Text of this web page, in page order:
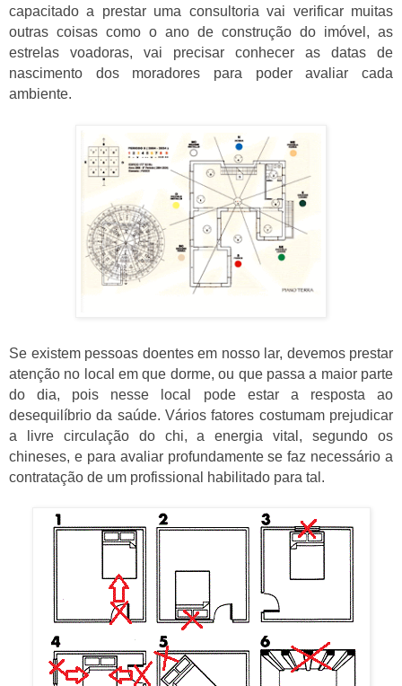
capacitado a prestar uma consultoria vai verificar muitas
outras coisas como o ano de construção do imóvel, as
estrelas voadoras, vai precisar conhecer as datas de
nascimento dos moradores para poder avaliar cada
ambiente.
Se existem pessoas doentes em nosso lar, devemos prestar
atenção no local em que dorme, ou que passa a maior parte
do dia, pois nesse local pode estar a resposta ao
desequilíbrio da saúde. Vários fatores costumam prejudicar
a livre circulação do chi, a energia vital, segundo os
chineses, e para avaliar profundamente se faz necessário a
contratação de um profissional habilitado para tal.